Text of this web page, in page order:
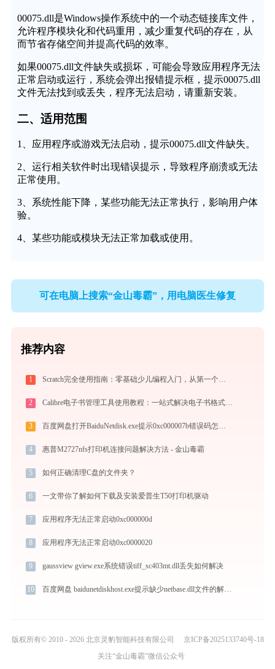
00075.dll是Windows操作系统中的一个动态链接库文件，
允许程序模块化和代码重用，减少重复代码的存在，从
而节省存储空间并提高代码的效率。
如果00075.dll文件缺失或损坏，可能会导致应用程序无法
正常启动或运行，系统会弹出报错提示框，提示00075.dll
文件无法找到或丢失，程序无法启动，请重新安装。
二、适用范围
1、应用程序或游戏无法启动，提示00075.dll文件缺失。
2、运行相关软件时出现错误提示，导致程序崩溃或无法
正常使用。
3、系统性能下降，某些功能无法正常执行，影响用户体
验。
4、某些功能或模块无法正常加载或使用。
可在电脑上搜索“金山毒霸”，用电脑医生修复
推荐内容
1 Scratch完全使用指南：零基础少儿编程入门，从第一个作品到独立创作（2026最新）
2 Calibre电子书管理工具使用教程：一站式解决电子书格式转换、元数据管理与设备同步
3 百度网盘打开BaiduNetdisk.exe提示0xc000007b错误码怎么办
4 惠普M2727nfs打印机连接问题解决方法 - 金山毒霸
5 如何正确清理C盘的文件夹？
6 一文带你了解如何下载及安装爱普生T50打印机驱动
7 应用程序无法正常启动0xc000000d
8 应用程序无法正常启动0xc0000020
9 gaussview gview.exe系统错误tiff_sc403mt.dll丢失如何解决
10 百度网盘 baidunetdiskhost.exe提示缺少netbase.dll文件的解决办法
版权所有© 2010 - 2026 北京灵豹智能科技有限公司
京ICP备2025133740号-18
关注“金山毒霸”微信公众号